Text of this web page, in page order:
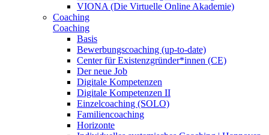
VIONA (Die Virtuelle Online Akademie)
Coaching
Coaching
Basis
Bewerbungscoaching (up-to-date)
Center für Existenzgründer*innen (CE)
Der neue Job
Digitale Kompetenzen
Digitale Kompetenzen II
Einzelcoaching (SOLO)
Familiencoaching
Horizonte